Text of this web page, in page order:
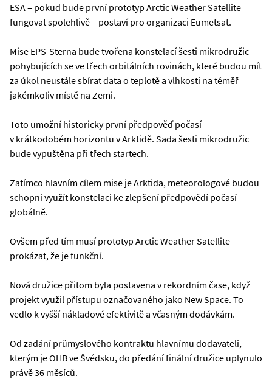
ESA – pokud bude první prototyp Arctic Weather Satellite
fungovat spolehlivě – postaví pro organizaci Eumetsat.
Mise EPS-Sterna bude tvořena konstelací šesti mikrodružic
pohybujících se ve třech orbitálních rovinách, které budou mít
za úkol neustále sbírat data o teplotě a vlhkosti na téměř
jakémkoliv místě na Zemi.
Toto umožní historicky první předpověď počasí
v krátkodobém horizontu v Arktidě. Sada šesti mikrodružic
bude vypuštěna při třech startech.
Zatímco hlavním cílem mise je Arktida, meteorologové budou
schopni využít konstelaci ke zlepšení předpovědí počasí
globálně.
Ovšem před tím musí prototyp Arctic Weather Satellite
prokázat, že je funkční.
Nová družice přitom byla postavena v rekordním čase, když
projekt využil přístupu označovaného jako New Space. To
vedlo k vyšší nákladové efektivitě a včasným dodávkám.
Od zadání průmyslového kontraktu hlavnímu dodavateli,
kterým je OHB ve Švédsku, do předání finální družice uplynulo
právě 36 měsíců.